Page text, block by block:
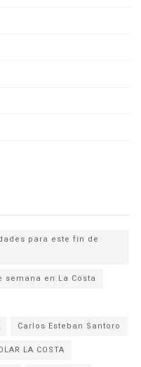
para este fin de
en La Costa
Carlos Esteban Santoro
LA COSTA